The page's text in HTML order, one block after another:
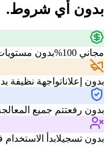
بدون أي شروط.
مجاني 100% بدون
بدون إعلاناتواجهة نظيفة
بدون رفعتتم جميع
بدون تسجيلابدأ